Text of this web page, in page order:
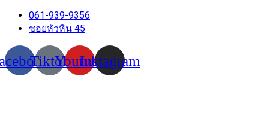
Skip
content
061-939-9356
ซอยหัวหิน 45
TiktokYoutubeInstagram